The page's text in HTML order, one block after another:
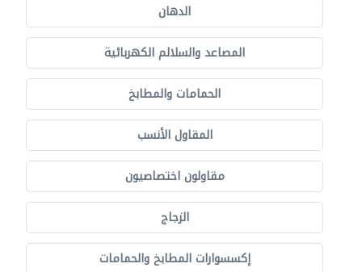
الدهان
المصاعد والسلالم الكهربائية
الحمامات والمطابخ
المقاول الأنسب
مقاولون اختصاصيون
الزجاج
إكسسوارات المطابخ والحمامات